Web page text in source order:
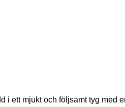
i ett mjukt och följsamt tyg med